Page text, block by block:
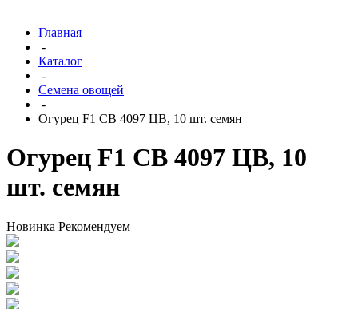
Главная
-
Каталог
-
Семена овощей
-
Огурец F1 СВ 4097 ЦВ, 10 шт. семян
Огурец F1 СВ 4097 ЦВ, 10
шт. семян
Новинка Рекомендуем